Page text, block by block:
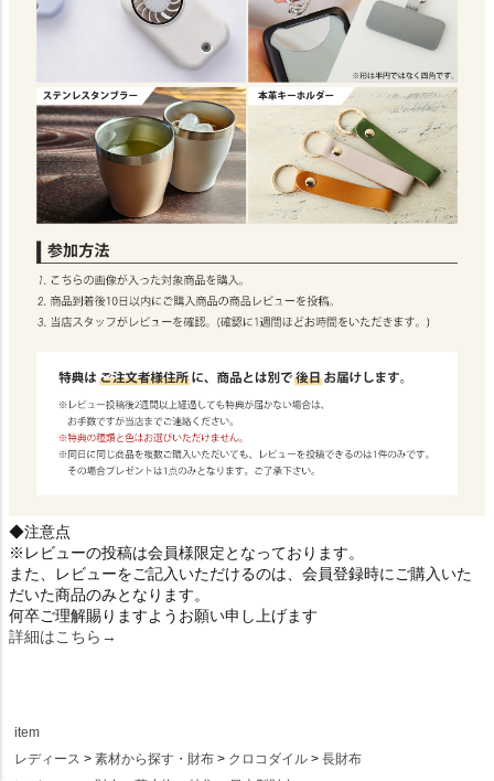
◆注意点
※レビューの投稿は会員様限定となっております。
また、レビューをご記入いただけるのは、会員登録時にご購入いた
だいた商品のみとなります。
何卒ご理解賜りますようお願い申し上げます
詳細はこちら→
item
レディース
素材から探す・財布 クロコダイル
長財布